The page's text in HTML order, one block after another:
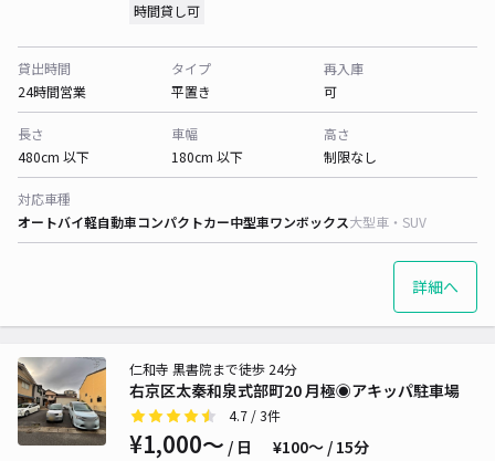
時間貸し可
貸出時間
24時間営業
タイプ
平置き
再入庫
可
長さ
480cm 以下
車幅
180cm 以下
高さ
制限なし
対応車種
オートバイ軽自動車コンパクトカー中型車ワンボックス大型車・SUV
詳細へ
右京区太秦和泉式部町20 月極◉アキッパ駐車場
仁和寺 黒書院まで徒歩 24分
4.7 / 3件
¥1,000〜 / 日 ¥100〜 / 15分